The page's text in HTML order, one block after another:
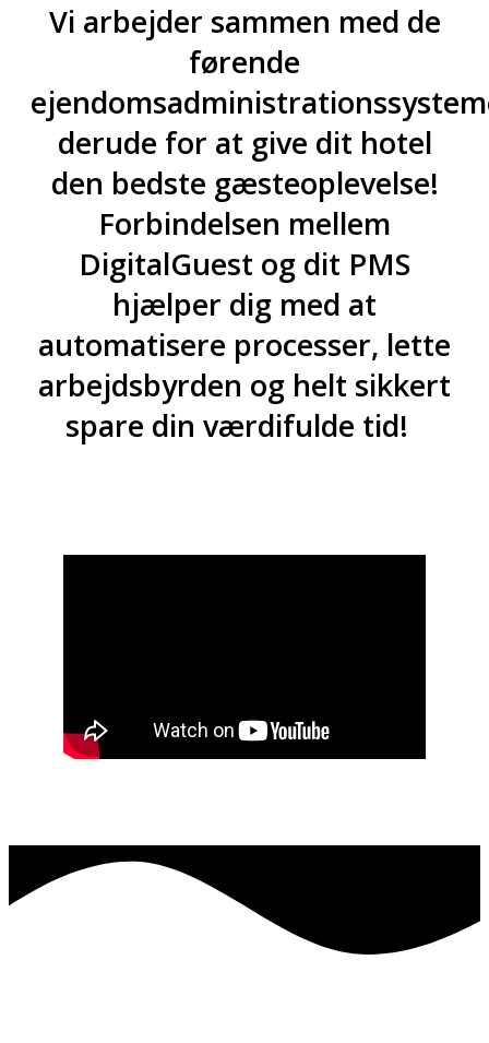
Vi arbejder sammen med de
førende
derude for at give dit hotel
den bedste gæsteoplevelse!
Forbindelsen mellem
DigitalGuest og dit PMS
hjælper dig med at
automatisere processer, lette
arbejdsbyrden og helt sikkert
spare din værdifulde tid!